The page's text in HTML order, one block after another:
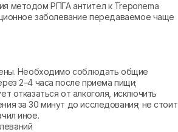
методом РПГА антител к Treponema
заболевание передаваемое чаще
Необходимо соблюдать общие
2–4 часа после приема пищи;
отказаться от алкоголя, исключить
за 30 минут до исследования; не стоит
иное.